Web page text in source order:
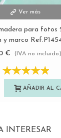
Ver más
para fotos
y marco
€
(IVA no incluido)
AÑADIR AL
INTERESAR